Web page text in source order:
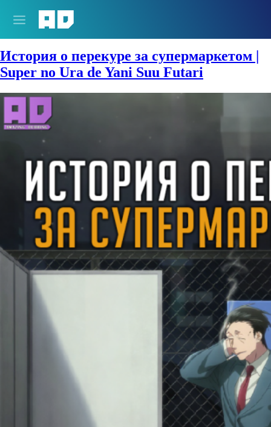
Сезон:Весна 2026
История о перекуре за супермаркетом |
Super no Ura de Yani Suu Futari